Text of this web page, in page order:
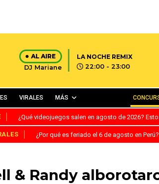
AL AIRE
DJ Mariane
LA NOCHE REMIX
22:00 - 23:00
VIRALES MÁS
¿Qué videojuegos salen en agosto de 2026?
¿Por qué es feriado el 6 de agosto en
& Randy